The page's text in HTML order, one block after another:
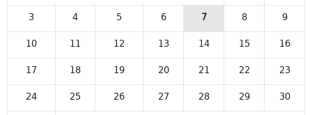
3
4 5 6 7 8
9
10
11 12 13 14 15
16
17
18 19 20 21 22
23
24
25 26 27 28 29
30